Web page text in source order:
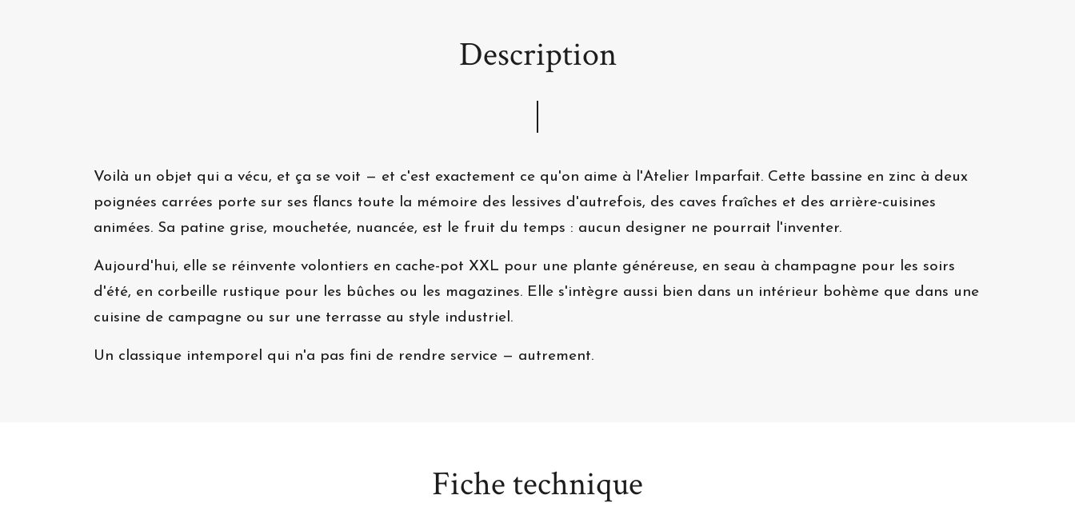
Description
Voilà un objet qui a vécu, et ça se voit — et c'est exactement ce qu'on aime à l'Atelier Imparfait. Cette bassine en zinc à deux
poignées carrées porte sur ses flancs toute la mémoire des lessives d'autrefois, des caves fraîches et des arrière-cuisines
animées. Sa patine grise, mouchetée, nuancée, est le fruit du temps : aucun designer ne pourrait l'inventer.
Aujourd'hui, elle se réinvente volontiers en cache-pot XXL pour une plante généreuse, en seau à champagne pour les soirs
d'été, en corbeille rustique pour les bûches ou les magazines. Elle s'intègre aussi bien dans un intérieur bohème que dans une
cuisine de campagne ou sur une terrasse au style industriel.
Un classique intemporel qui n'a pas fini de rendre service — autrement.
Fiche technique